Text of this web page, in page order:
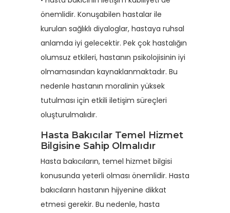
önemlidir. Konuşabilen hastalar ile
kurulan sağlıklı diyaloglar, hastaya ruhsal
anlamda iyi gelecektir. Pek çok hastalığın
olumsuz etkileri, hastanın psikolojisinin iyi
olmamasından kaynaklanmaktadır. Bu
nedenle hastanın moralinin yüksek
tutulması için etkili iletişim süreçleri
oluşturulmalıdır.
Hasta Bakıcılar Temel Hizmet
Bilgisine Sahip Olmalıdır
Hasta bakıcıların, temel hizmet bilgisi
konusunda yeterli olması önemlidir. Hasta
bakıcıların hastanın hijyenine dikkat
etmesi gerekir. Bu nedenle, hasta